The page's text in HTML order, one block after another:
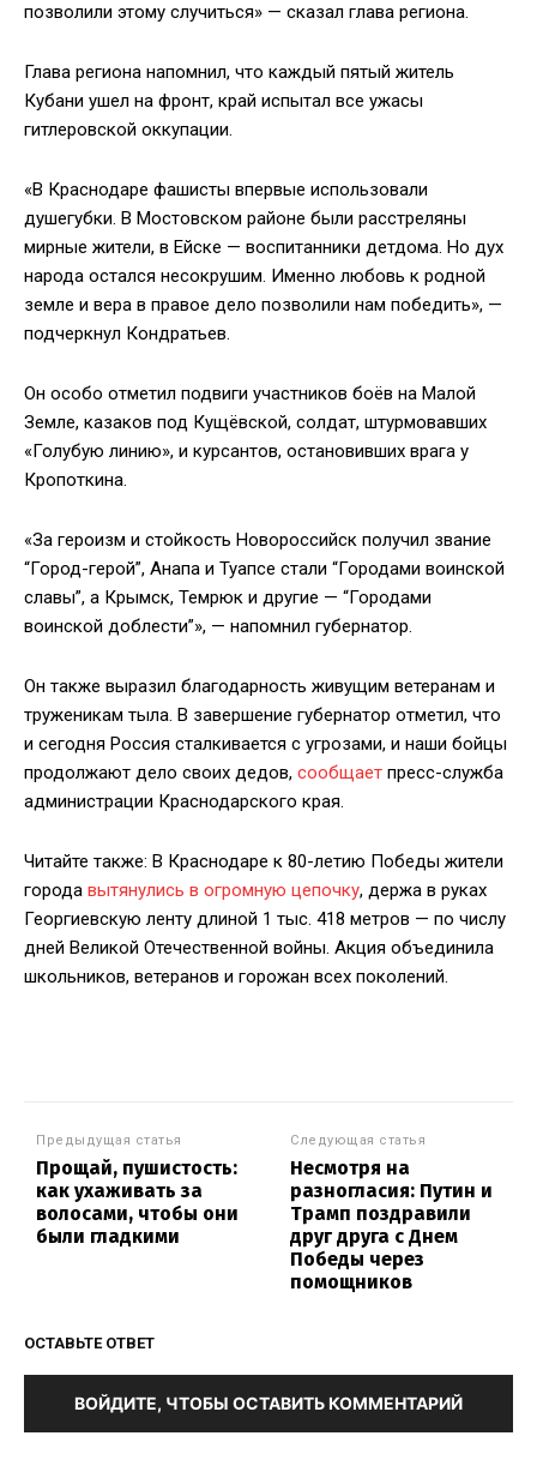
позволили этому случиться» — сказал глава региона.
Глава региона напомнил, что каждый пятый житель
Кубани ушел на фронт, край испытал все ужасы
гитлеровской оккупации.
«В Краснодаре фашисты впервые использовали
душегубки. В Мостовском районе были расстреляны
мирные жители, в Ейске — воспитанники детдома. Но дух
народа остался несокрушим. Именно любовь к родной
земле и вера в правое дело позволили нам победить», —
подчеркнул Кондратьев.
Он особо отметил подвиги участников боёв на Малой
Земле, казаков под Кущёвской, солдат, штурмовавших
«Голубую линию», и курсантов, остановивших врага у
Кропоткина.
«За героизм и стойкость Новороссийск получил звание
“Город-герой”, Анапа и Туапсе стали “Городами воинской
славы”, а Крымск, Темрюк и другие — “Городами
воинской доблести”», — напомнил губернатор.
Он также выразил благодарность живущим ветеранам и
труженикам тыла. В завершение губернатор отметил, что
и сегодня Россия сталкивается с угрозами, и наши бойцы
продолжают дело своих дедов, сообщает пресс-служба
администрации Краснодарского края.
Читайте также: В Краснодаре к 80-летию Победы жители
города вытянулись в огромную цепочку, держа в руках
Георгиевскую ленту длиной 1 тыс. 418 метров — по числу
дней Великой Отечественной войны. Акция объединила
школьников, ветеранов и горожан всех поколений.
Предыдущая статья
Прощай, пушистость:
как ухаживать за
волосами, чтобы они
были гладкими
Следующая статья
Несмотря на
разногласия: Путин и
Трамп поздравили
друг друга с Днем
Победы через
помощников
ОСТАВЬТЕ ОТВЕТ
ВОЙДИТЕ, ЧТОБЫ ОСТАВИТЬ КОММЕНТАРИЙ